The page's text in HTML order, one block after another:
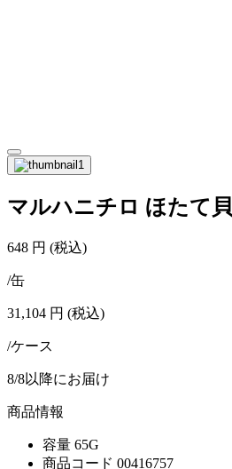
マルハニチロ ほたて
648 円 (税込)
/缶
31,104 円 (税込)
/ケース
8/8以降にお届け
商品情報
容量 65G
商品コード 00416757